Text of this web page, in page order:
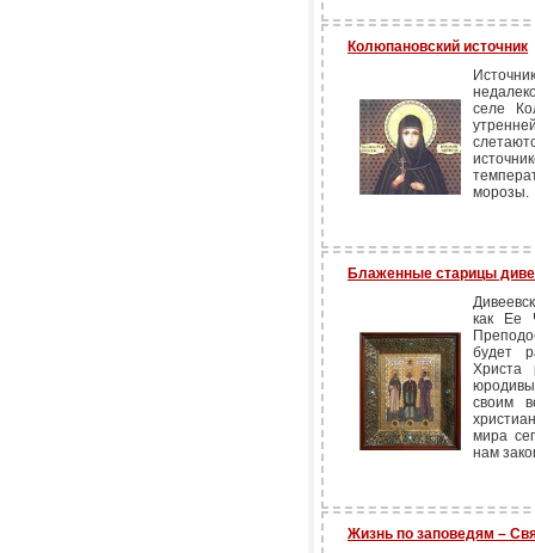
Колюпановский источник
селе
морозы.
Блаженные старицы
как Ее
будет
Христа
своим
мира
нам
Жизнь по заповедям –